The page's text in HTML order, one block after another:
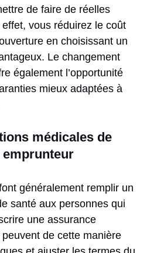
de faire de réelles
vous réduirez le coût
en choisissant un
Le changement
également l’opportunité
mieux adaptées à
médicales de
emprunteur
généralement remplir un
santé aux personnes qui
une assurance
de cette manière